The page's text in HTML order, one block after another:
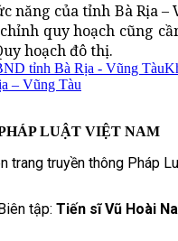
năng của tỉnh Bà Rịa
quy hoạch cũng
hoạch đô thị.
tỉnh Bà Rịa - Vũng Tàu
– Vũng Tàu
LUẬT VIỆT NAM
trang truyền thông Pháp
tập: Tiến sĩ Vũ Hoài